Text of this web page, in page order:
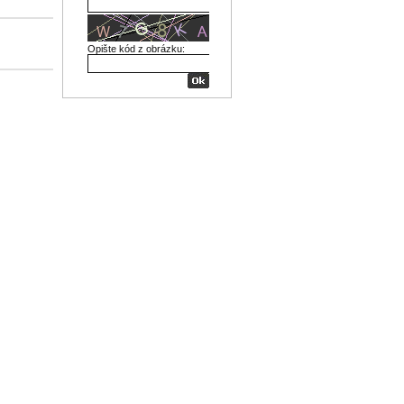
Opište kód z obrázku: